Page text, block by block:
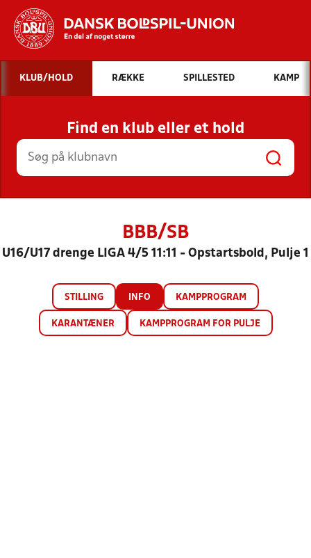
Hvad vil du søge efter?
INDHOLD OG NYHEDER
STILLINGER, RESULTATER, KLUBBER OG
HOLD
KLUB/HOLD RÆKKE SPILLESTED KAMP
Find en klub eller et hold
BBB/SB
U16/U17 drenge LIGA 4/5 11:11 - Opstartsbold, Pulje 1
STILLING INFO KAMPPROGRAM
KARANTÆNER KAMPPROGRAM FOR PULJE